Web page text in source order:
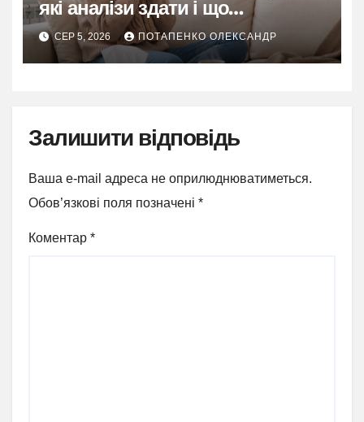
які аналізи здати і що
перевірити
СЕР 5, 2026 ПОТАПЕНКО ОЛЕКСАНДР
Залишити відповідь
Ваша e-mail адреса не оприлюднюватиметься.
Обов’язкові поля позначені *
Коментар *